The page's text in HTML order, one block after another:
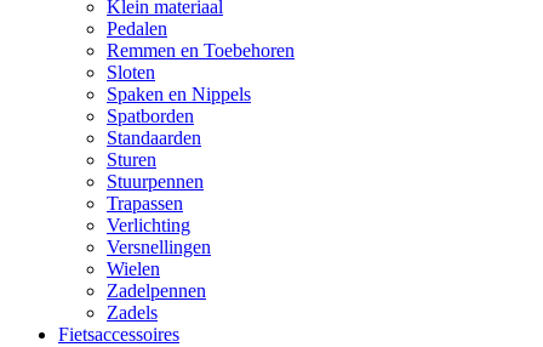
Klein materiaal
Pedalen
Remmen en Toebehoren
Sloten
Spaken en Nippels
Spatborden
Standaarden
Sturen
Stuurpennen
Trapassen
Verlichting
Versnellingen
Wielen
Zadelpennen
Zadels
Fietsaccessoires